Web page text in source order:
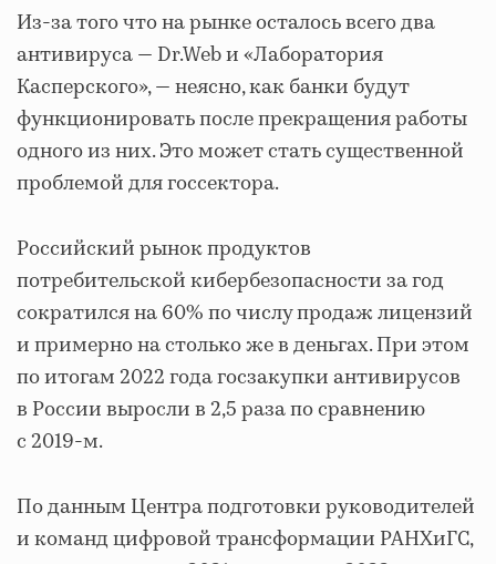
Из-за того что на рынке осталось всего два
антивируса — Dr.Web и «Лаборатория
Касперского», — неясно, как банки будут
функционировать после прекращения работы
одного из них. Это может стать существенной
проблемой для госсектора.
Российский рынок продуктов
потребительской кибербезопасности за год
сократился на 60% по числу продаж лицензий
и примерно на столько же в деньгах. При этом
по итогам 2022 года госзакупки антивирусов
в России выросли в 2,5 раза по сравнению
с 2019-м.
По данным Центра подготовки руководителей
и команд цифровой трансформации РАНХиГС,